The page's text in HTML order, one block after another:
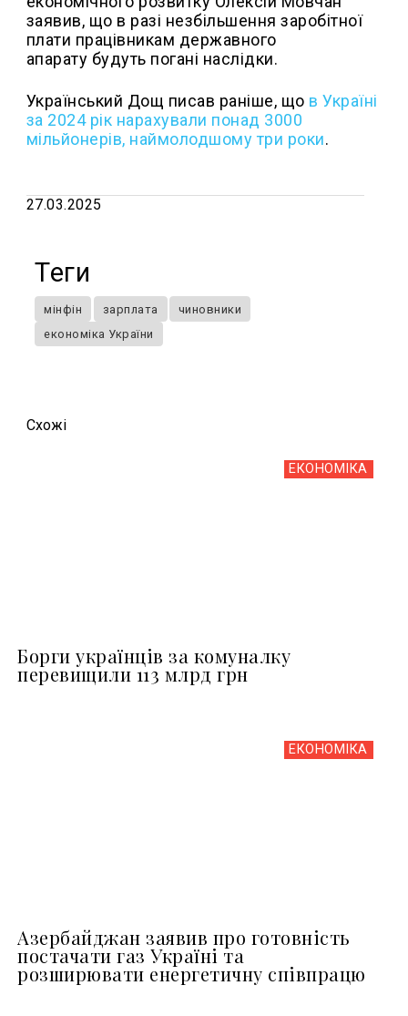
заявив, що в разі незбільшення заробітної
плати працівникам державного
апарату будуть погані наслідки.
Український Дощ писав раніше, що в Україні
за 2024 рік нарахували понад 3000
мільйонерів, наймолодшому три роки.
27.03.2025
Теги
мінфін зарплата
чиновники
економіка України
Схожi
ЕКОНОМІКА
Борги українців за комуналку
перевищили 113 млрд грн
ЕКОНОМІКА
Азербайджан заявив про готовність
постачати газ Україні та
розширювати енергетичну співпрацю